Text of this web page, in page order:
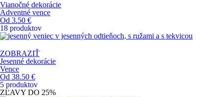
Vianočné dekorácie
Adventné vence
Od 3.50 €
18 produktov
ZOBRAZIŤ
Jesenné dekorácie
Vence
Od 38.50 €
5 produktov
ZĽAVY DO 25%